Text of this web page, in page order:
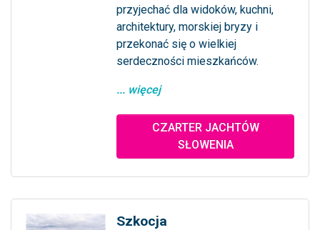
przyjechać dla widoków, kuchni,
architektury, morskiej bryzy i
przekonać się o wielkiej
serdeczności mieszkańców.
... więcej
CZARTER JACHTÓW
SŁOWENIA
Szkocja